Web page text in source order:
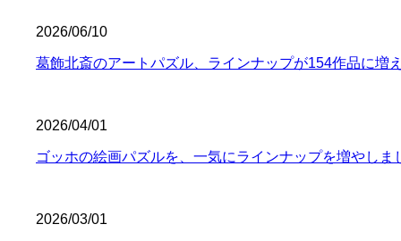
2026/06/10
葛飾北斎のアートパズル、ラインナップが154作品に増
2026/04/01
ゴッホの絵画パズルを、一気にラインナップを増やしま
2026/03/01